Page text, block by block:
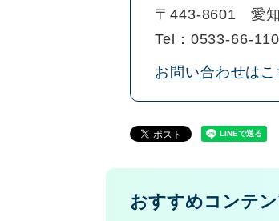
〒443-8601
愛
Tel：0533-66-
お問い合わせはこ
おすすめコンテ